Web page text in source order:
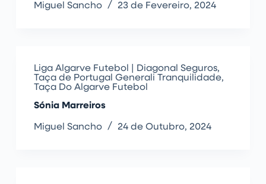
Miguel Sancho 23 de Fevereiro, 2024
Liga Algarve Futebol | Diagonal Seguros,
Taça de Portugal Generali Tranquilidade,
Taça Do Algarve Futebol
Sónia Marreiros
Miguel Sancho 24 de Outubro, 2024